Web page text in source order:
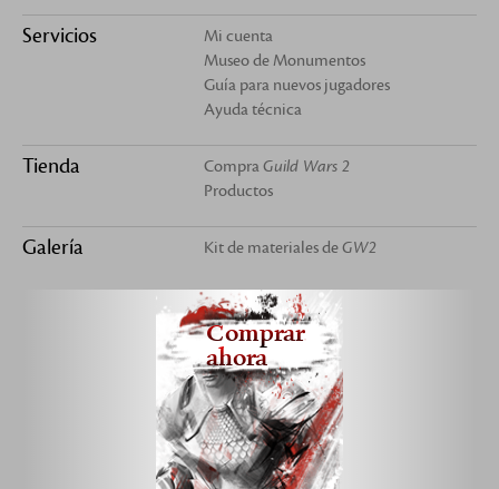
Servicios
Mi cuenta
Museo de Monumentos
Guía para nuevos jugadores
Ayuda técnica
Tienda CompraGuild Wars 2
Productos
Galería Kit de materiales deGW2
Comprar
ahora